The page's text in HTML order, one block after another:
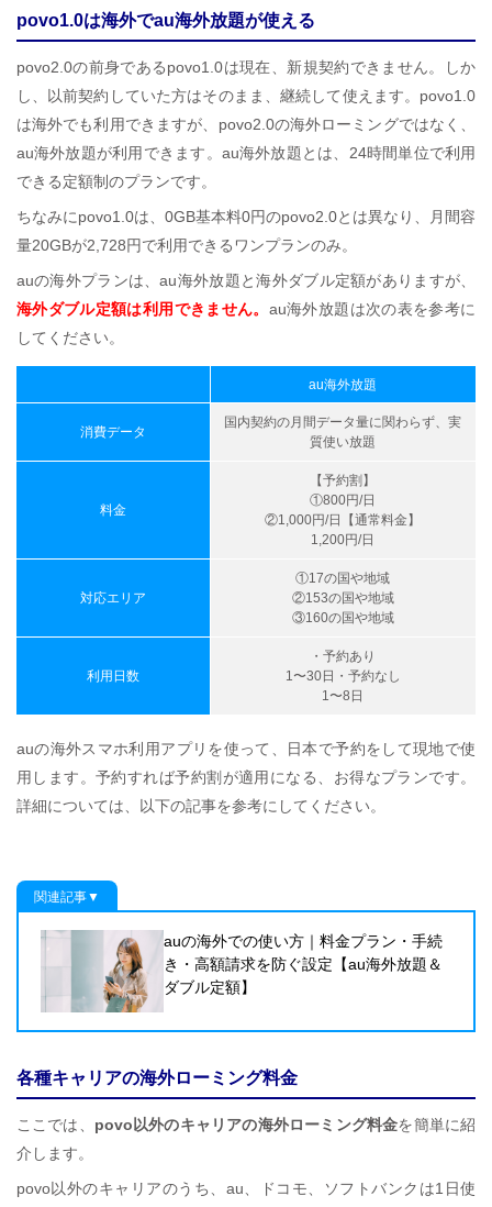
povo1.0は海外でau海外放題が使える
povo2.0の前身であるpovo1.0は現在、新規契約できません。しか
し、以前契約していた方はそのまま、継続して使えます。povo1.0
は海外でも利用できますが、povo2.0の海外ローミングではなく、
au海外放題が利用できます。au海外放題とは、24時間単位で利用
できる定額制のプランです。
ちなみにpovo1.0は、0GB基本料0円のpovo2.0とは異なり、月間容
量20GBが2,728円で利用できるワンプランのみ。
auの海外プランは、au海外放題と海外ダブル定額がありますが、
海外ダブル定額は利用できません。 au海外放題は次の表を参考に
してください。
au海外放題
消費データ
国内契約の月間データ量に関わらず、実
質使い放題
料金
【予約割】
①800円/日
②1,000円/日【通常料金】
1,200円/日
対応エリア
①17の国や地域
②153の国や地域
③160の国や地域
利用日数
・予約あり
1〜30日・予約なし
1〜8日
auの海外スマホ利用アプリを使って、日本で予約をして現地で使
用します。予約すれば予約割が適用になる、お得なプランです。
詳細については、以下の記事を参考にしてください。
関連記事▼
auの海外での使い方｜料金プラン・手続
き・高額請求を防ぐ設定【au海外放題＆
ダブル定額】
各種キャリアの海外ローミング料金
ここでは、 povo以外のキャリアの海外ローミング料金を簡単に紹
介します。
povo以外のキャリアのうち、au、ドコモ、ソフトバンクは1日使